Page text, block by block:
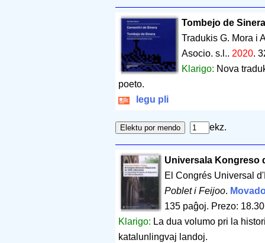
Tombejo de
Tradukis G. Mora i
Asocio. s.l.. 2020.
Klarigo: Nova
poeto.
legu pli
ekz.
Universala Kongreso
El Congrés Universal
Poblet i Feijoo.
135 paĝoj. Prezo:
Klarigo: La dua volumo pri la
katalunlingvaj landoj.